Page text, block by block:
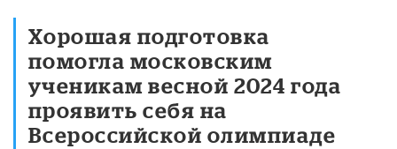
Хорошая подготовка
помогла московским
ученикам весной 2024 года
проявить себя на
Всероссийской олимпиаде